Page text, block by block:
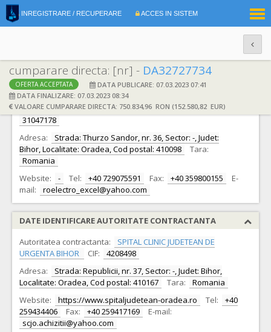
INREGISTRARE / RECUPERARE ACCES IN SISTEM
cumparare directa: [nr] - DA32727734
OFERTA ACCEPTATA
DATA PUBLICARE: 07.03.2023 07:41
DATA FINALIZARE: 07.03.2023 08:34
VALOARE CUMPARARE DIRECTA: 750.834,96 RON (152.580,82 EUR)
DATE IDENTIFICARE OFERTANT
Ofertant: S.C. Electro Excel Green Consulting S.R.L.
CIF:
31047178
Adresa:
Strada: Thurzo Sandor, nr. 36, Sector: -, Judet:
Bihor, Localitate: Oradea, Cod postal: 410098
Tara:
Romania
Website:
- Tel: +40 729075591 Fax: +40 359800155
E-
mail:
roelectro_excel@yahoo.com
DATE IDENTIFICARE AUTORITATE CONTRACTANTA
Autoritatea contractanta:
SPITAL CLINIC JUDETEAN DE
URGENTA BIHOR
CIF:
4208498
Adresa:
Strada: Republicii, nr. 37, Sector: -, Judet: Bihor,
Localitate: Oradea, Cod postal: 410167
Tara:
Romania
Website:
https://www.spitaljudetean-oradea.ro Tel:
+40
259434406
Fax: +40 259417169
E-mail:
scjo.achizitii@yahoo.com